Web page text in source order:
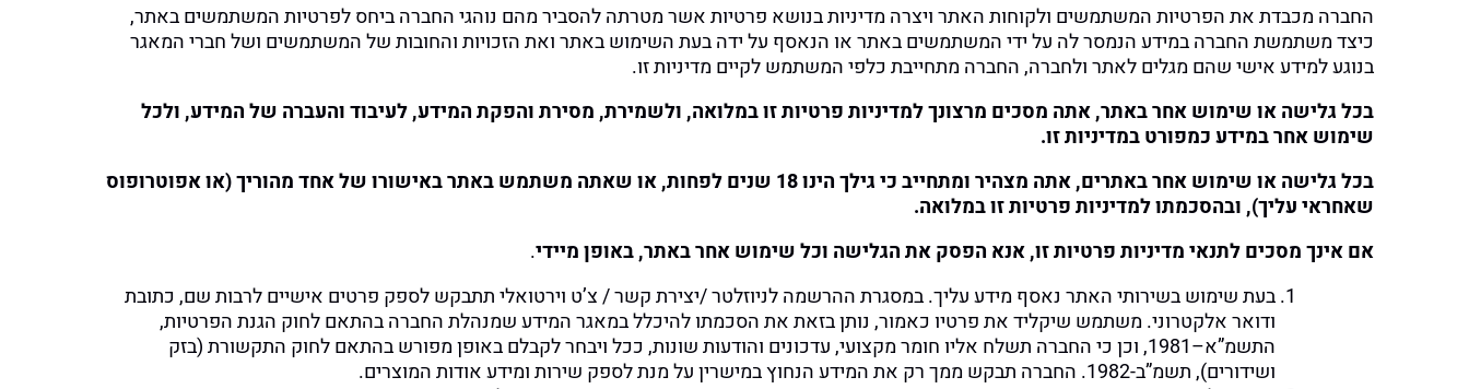
החברה מכבדת את הפרטיות המשתמשים ולקוחות האתר ויצרה מדיניות בנושא פרטיות אשר מטרתה להסביר מהם נוהגי החברה ביחס לפרטיות המשתמשים באתר,
כיצד משתמשת החברה במידע הנמסר לה על ידי המשתמשים באתר או הנאסף על ידה בעת השימוש באתר ואת הזכויות והחובות של המשתמשים ושל חברי המאגר
בנוגע למידע אישי שהם מגלים לאתר ולחברה, החברה מתחייבת כלפי המשתמש לקיים מדיניות זו.
בכל גלישה או שימוש אחר באתר, אתה מסכים מרצונך למדיניות פרטיות זו במלואה, ולשמירת, מסירת והפקת המידע, לעיבוד והעברה של המידע, ולכל
שימוש אחר במידע כמפורט במדיניות זו.
בכל גלישה או שימוש אחר באתרים, אתה מצהיר ומתחייב כי גילך הינו 18 שנים לפחות, או שאתה משתמש באתר באישורו של אחד מהוריך (או אפוטרופוס
שאחראי עליך), ובהסכמתו למדיניות פרטיות זו במלואה.
אם אינך מסכים לתנאי מדיניות פרטיות זו, אנא הפסק את הגלישה וכל שימוש אחר באתר, באופן מיידי.
בעת שימוש בשירותי האתר נאסף מידע עליך. במסגרת ההרשמה לניוזלטר /יצירת קשר / צ’ט וירטואלי תתבקש לספק פרטים אישיים לרבות שם, כתובת
ודואר אלקטרוני. משתמש שיקליד את פרטיו כאמור, נותן בזאת את הסכמתו להיכלל במאגר המידע שמנהלת החברה בהתאם לחוק הגנת הפרטיות,
התשמ”א–1981, וכן כי החברה תשלח אליו חומר מקצועי, עדכונים והודעות שונות, ככל ויבחר לקבלם באופן מפורש בהתאם לחוק התקשורת (בזק
ושידורים), תשמ”ב-1982. החברה תבקש ממך רק את המידע הנחוץ במישרין על מנת לספק שירות ומידע אודות המוצרים.